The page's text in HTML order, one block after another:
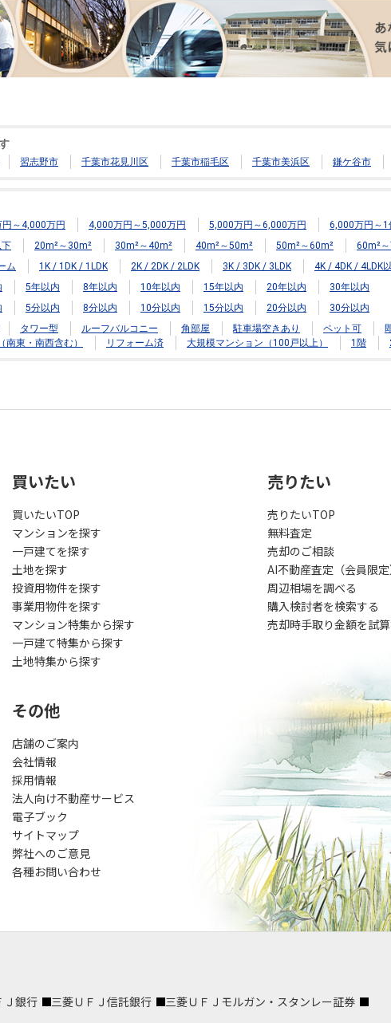
習志野市 千葉市花見川区 千葉市稲毛区 千葉市美浜区 鎌ケ谷市
～4,000万円 4,000万円～5,000万円 5,000万円～6,000万円 6,000万円～1
20m²～30m² 30m²～40m² 40m²～50m² 50m²～60m² 60m²
ム 1K / 1DK / 1LDK 2K / 2DK / 2LDK 3K / 3DK / 3LDK
4K / 4DK / 4LDK
5年以内 8年以内 10年以内 15年以内 20年以内
30年以内
5分以内 8分以内 10分以内 15分以内 20分以内
30分以内
タワー型 ルーフバルコニー 角部屋 駐車場空きあり ペット可
南東・南西含む）
リフォーム済 大規模マンション（100戸以上） 1階
買いたい
買いたいTOP
マンションを探す
一戸建てを探す
土地を探す
投資用物件を探す
事業用物件を探す
マンション特集から探す
一戸建て特集から探す
土地特集から探す
売りたい
売りたいTOP
無料査定
売却のご相談
AI不動産査定（会員限定
周辺相場を調べる
購入検討者を検索する
売却時手取り金額を試
その他
店舗のご案内
会社情報
採用情報
法人向け不動産サービス
電子ブック
サイトマップ
弊社へのご意見
各種お問い合わせ
Ｊ銀行 三菱ＵＦＪ信託銀行 三菱ＵＦＪモルガン・スタンレー証券